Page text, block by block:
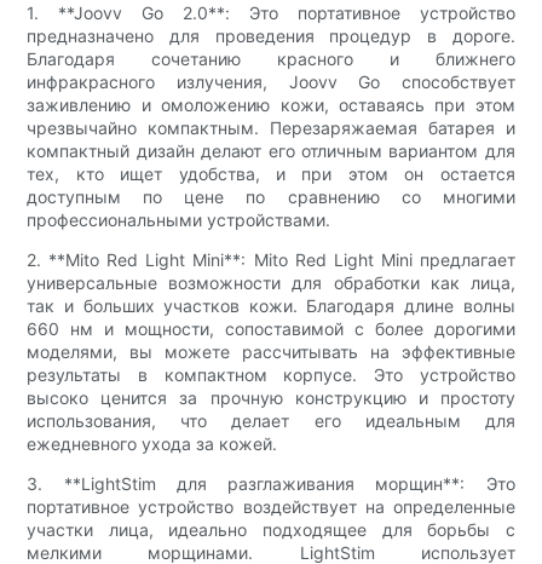
1. **Joovv Go 2.0**: Это портативное устройство
предназначено для проведения процедур в дороге.
Благодаря сочетанию красного и ближнего
инфракрасного излучения, Joovv Go способствует
заживлению и омоложению кожи, оставаясь при этом
чрезвычайно компактным. Перезаряжаемая батарея и
компактный дизайн делают его отличным вариантом для
тех, кто ищет удобства, и при этом он остается
доступным по цене по сравнению со многими
профессиональными устройствами.
2. **Mito Red Light Mini**: Mito Red Light Mini предлагает
универсальные возможности для обработки как лица,
так и больших участков кожи. Благодаря длине волны
660 нм и мощности, сопоставимой с более дорогими
моделями, вы можете рассчитывать на эффективные
результаты в компактном корпусе. Это устройство
высоко ценится за прочную конструкцию и простоту
использования, что делает его идеальным для
ежедневного ухода за кожей.
3. **LightStim для разглаживания морщин**: Это
портативное устройство воздействует на определенные
участки лица, идеально подходящее для борьбы с
мелкими морщинами. LightStim использует